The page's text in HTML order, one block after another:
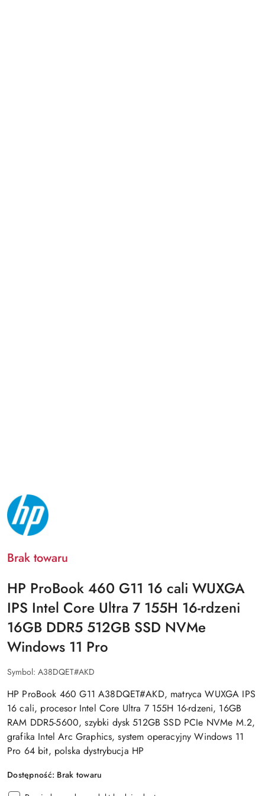
NAZWA
PRODUCENTA:
HP
Brak towaru
HP ProBook 460 G11 16 cali WUXGA
IPS Intel Core Ultra 7 155H 16-rdzeni
16GB DDR5 512GB SSD NVMe
Windows 11 Pro
Symbol: A38DQET#AKD
HP ProBook 460 G11 A38DQET#AKD, matryca WUXGA IPS
16 cali, procesor Intel Core Ultra 7 155H 16-rdzeni, 16GB
RAM DDR5-5600, szybki dysk 512GB SSD PCIe NVMe M.2,
grafika Intel Arc Graphics, system operacyjny Windows 11
Pro 64 bit, polska dystrybucja HP
Dostępność: Brak towaru